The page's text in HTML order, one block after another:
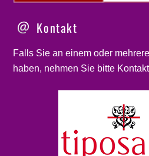
Kontakt
Falls Sie an einem oder
haben, nehmen Sie bitte Kontakt